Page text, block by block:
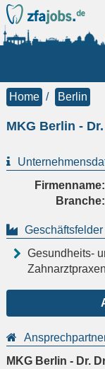
Home Berlin
MKG Berlin -
Firmenname:
Branche:
Geschäftsfelder
Gesundheits-
Zahnarztpraxen
MKG Berlin - Dr.